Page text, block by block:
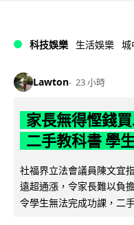
科技娛樂 生活娛樂 城
Lawton 23 小時
家長無得慳錢
二手教科書 學
社福界立法會議員陳文宜
遠超通漲，令家長難以負
令學生無法完成功課，二